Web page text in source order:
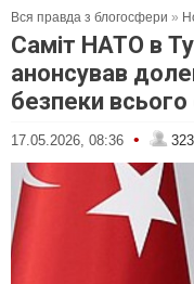
Вся правда з блогосфери »
Саміт НАТО в
анонсував
безпеки всього
17.05.2026, 08:36 • 323